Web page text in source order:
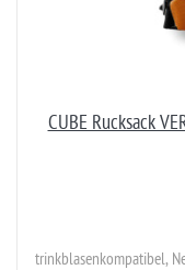
CUBE Rucksack
trinkblasenkompatibel,